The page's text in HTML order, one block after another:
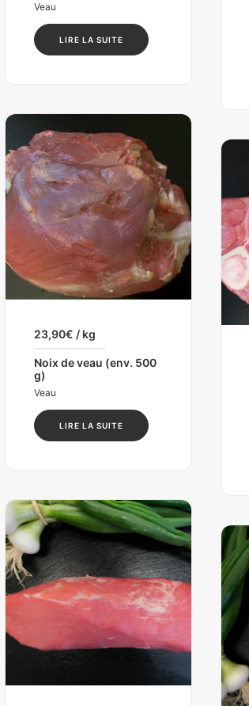
Veau
LIRE LA SUITE
23,90€ / kg
Noix de veau (env. 500
g)
Veau
LIRE LA SUITE